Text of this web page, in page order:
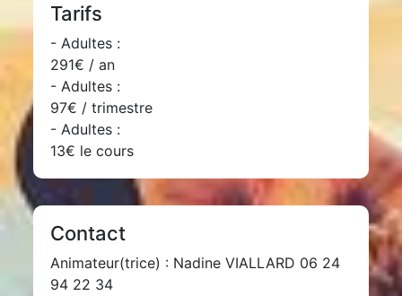
Tarifs
- Adultes :
291€ / an
- Adultes :
97€ / trimestre
- Adultes :
13€ le cours
Contact
Animateur(trice) : Nadine VIALLARD 06 24
94 22 34